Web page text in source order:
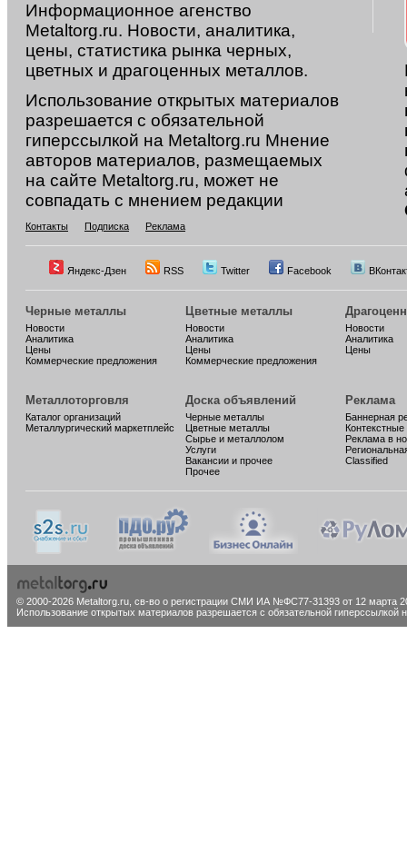
Информационное агенство
Metaltorg.ru. Новости, аналитика,
цены, статистика рынка черных,
цветных и драгоценных металлов.
Использование открытых материалов
разрешается с обязательной
гиперссылкой на Metaltorg.ru Мнение
авторов материалов, размещаемых
на сайте Metaltorg.ru, может не
совпадать с мнением редакции
Контакты Подписка Реклама
Яндекс-Дзен RSS Twitter Facebook
Черные металлы
Новости
Аналитика
Цены
Коммерческие предложения
Цветные металлы
Новости
Аналитика
Цены
Коммерческие предложения
Новости
Аналитика
Цены
Металлоторговля
Каталог организаций
Металлургический маркетплейс
Доска объявлений
Черные металлы
Цветные металлы
Сырье и металлолом
Услуги
Вакансии и прочее
Прочее
Реклама
Баннерная
Реклама в
Classified
© 2000-2026 Metaltorg.ru, св-во о регистрации СМИ ИА №ФС77-31393 от 12 марта
Использование открытых материалов разрешается с обязательной гиперссылкой